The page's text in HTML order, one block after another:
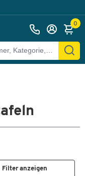
0
Filter anzeigen